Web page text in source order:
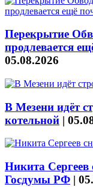
Перекрытие
продлевается
05.08.2026
В Мезени идёт
котельной |
Никита Сергеев
Госдумы РФ |